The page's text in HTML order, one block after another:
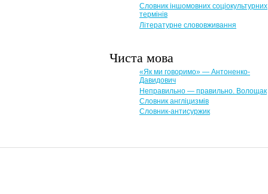
Словник іншомовних соціокультурних
термінів
Літературне слововживання
Чиста мова
«Як ми говоримо» — Антоненко-
Давидович
Неправильно — правильно. Волощак
Словник англіцизмів
Словник-антисуржик